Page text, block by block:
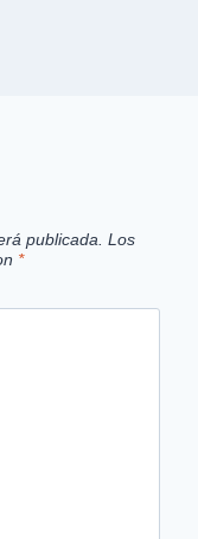
publicada. Los
*